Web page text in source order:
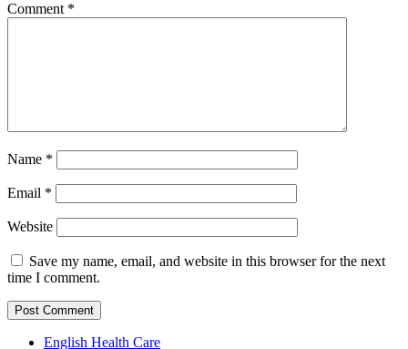
Comment *
Name *
Email *
Website
Save my name, email, and website in this browser for the next
time I comment.
English Health Care